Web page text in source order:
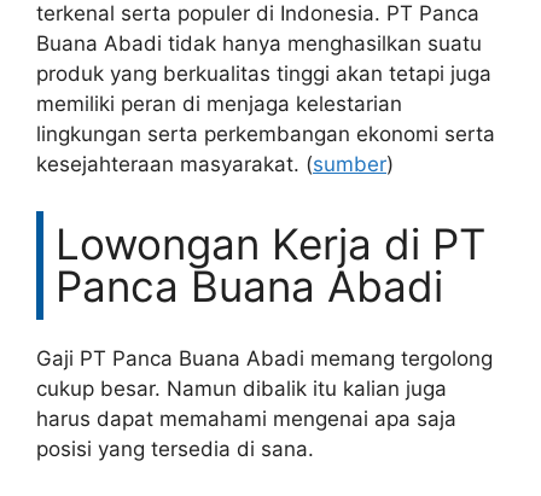
terkenal serta populer di Indonesia. PT Panca
Buana Abadi tidak hanya menghasilkan suatu
produk yang berkualitas tinggi akan tetapi juga
memiliki peran di menjaga kelestarian
lingkungan serta perkembangan ekonomi serta
kesejahteraan masyarakat. (sumber)
Lowongan Kerja di PT
Panca Buana Abadi
Gaji PT Panca Buana Abadi memang tergolong
cukup besar. Namun dibalik itu kalian juga
harus dapat memahami mengenai apa saja
posisi yang tersedia di sana.